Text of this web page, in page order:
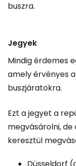
buszra.
Jegyek
Mindig érdemes
amely érvényes
buszjáratokra.
Ezt a jegyet a
megvásárolni, de
keresztül